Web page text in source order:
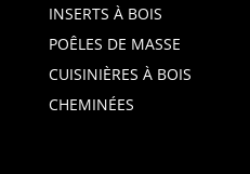
INSERTS À BOIS
POÊLES DE MASSE
CUISINIÈRES À BOIS
CHEMINÉES